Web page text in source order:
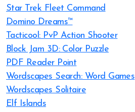
Star Trek Fleet Command
Domino Dreams™
Tacticool: PvP Action Shooter
Block Jam 3D: Color Puzzle
PDF Reader Point
Wordscapes Search: Word Games
Wordscapes Solitaire
Elf Islands